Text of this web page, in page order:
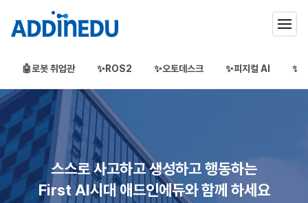
🤖로봇 취업관 ✨ROS2 ✨오토데스크 ✨피지컬 AI
애드인에듀
오프라인 부트캠프
부프캠프
스스로 사고하고 생성하고 행동하는
First AI시대 애드인에듀와 함께 하세요